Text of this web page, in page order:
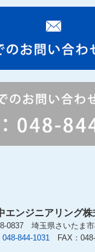
エンジニアリング株
0837 埼玉県さいたま市
048-844-1031 FAX：